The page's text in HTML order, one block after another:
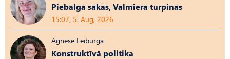
Piebalgā sākās, Valmierā turpinās
15:07, 5. Aug, 2026
Agnese Leiburga
Konstruktīvā politika